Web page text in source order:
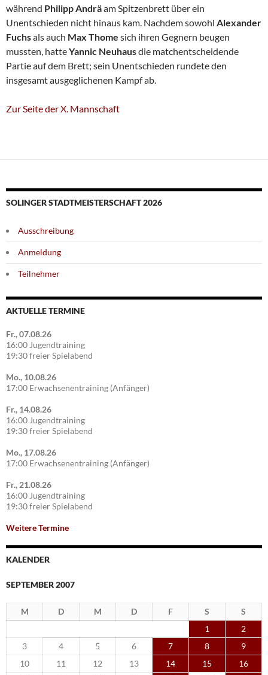
während Philipp Andräam Spitzenbrett über ein
Unentschieden nicht hinaus kam. Nachdem sowohl Alexander
Fuchsals auch Max Thome sich ihren Gegnern beugen
mussten, hatteYannic Neuhausdie matchentscheidende
Partie auf dem Brett; sein Unentschieden rundete den
insgesamt ausgeglichenen Kampf ab.
Zur Seite der X. Mannschaft
SOLINGER STADTMEISTERSCHAFT 2026
Ausschreibung
Anmeldung
Teilnehmer
AKTUELLE TERMINE
Fr., 07.08.26
16:00 Jugendtraining
19:30 freier Spielabend
Mo., 10.08.26
17:00 Erwachsenentraining (Anfänger)
Fr., 14.08.26
16:00 Jugendtraining
19:30 freier Spielabend
Mo., 17.08.26
17:00 Erwachsenentraining (Anfänger)
Fr., 21.08.26
16:00 Jugendtraining
19:30 freier Spielabend
Weitere Termine
KALENDER
SEPTEMBER 2007
M D M D F S
S
1
2
3
4 5 6 7 8
9
10
11 12 13 14 15
16